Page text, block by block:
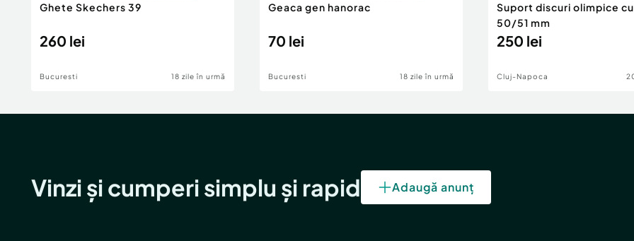
Ghete Skechers 39
260 lei
Bucuresti 18 zile în urmă
Geaca gen hanorac
70 lei
Bucuresti 18 zile în urmă
Suport discuri olimpice
50/51 mm
250 lei
Cluj-Napoca
Vinzi și cumperi simplu și rapid Adaugă anunț